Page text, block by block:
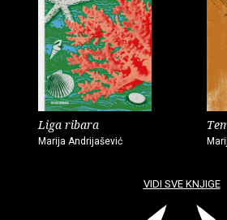
Liga ribara
Marija Andrijašević
VIDI SVE KNJIGE